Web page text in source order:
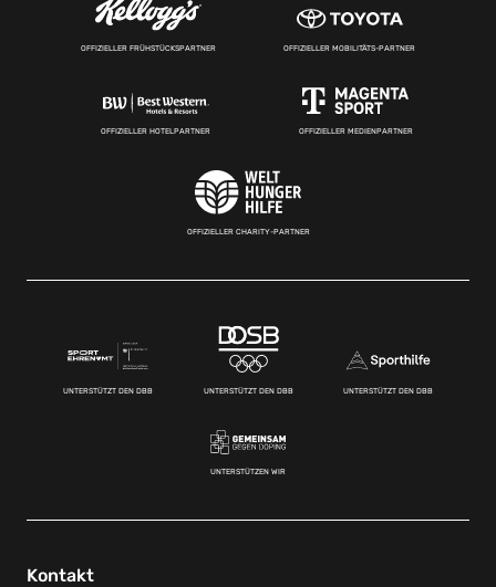
OFFIZIELLER FRÜHSTÜCKSPARTNER OFFIZIELLER MOBILITÄTS-PARTNER
OFFIZIELLER HOTELPARTNER OFFIZIELLER MEDIENPARTNER
OFFIZIELLER CHARITY-PARTNER
UNTERSTÜTZT DEN DBB UNTERSTÜTZT DEN DBB UNTERSTÜTZT DEN DBB
UNTERSTÜTZEN WIR
Kontakt